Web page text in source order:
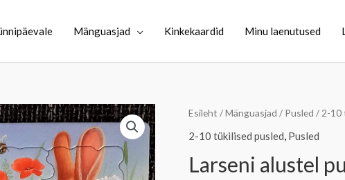
Mänguasjad Kinkekaardid Minu laenutused
Esileht /Mänguasjad / Pusled / 2-10
2-10 tükilised pusled, Pusled
Larseni alustel